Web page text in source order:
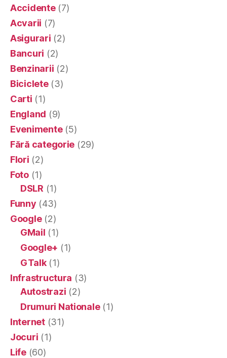
Accidente(7)
Acvarii (7)
Asigurari (2)
Bancuri (2)
Benzinarii (2)
Biciclete(3)
Carti (1)
England (9)
Evenimente(5)
Fără categorie (29)
Flori (2)
Foto(1)
DSLR (1)
Funny (43)
Google(2)
GMail (1)
Google+ (1)
GTalk(1)
Infrastructura (3)
Autostrazi (2)
Drumuri Nationale(1)
Internet(31)
Jocuri (1)
Life(60)